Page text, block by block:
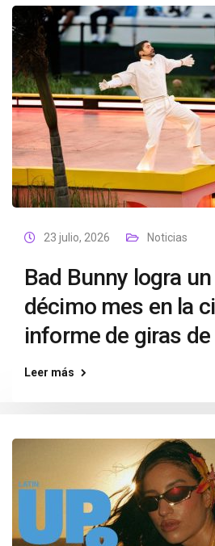
23 julio, 2026 Noticias
Bad Bunny logra
décimo mes en la
informe de giras
Leer más